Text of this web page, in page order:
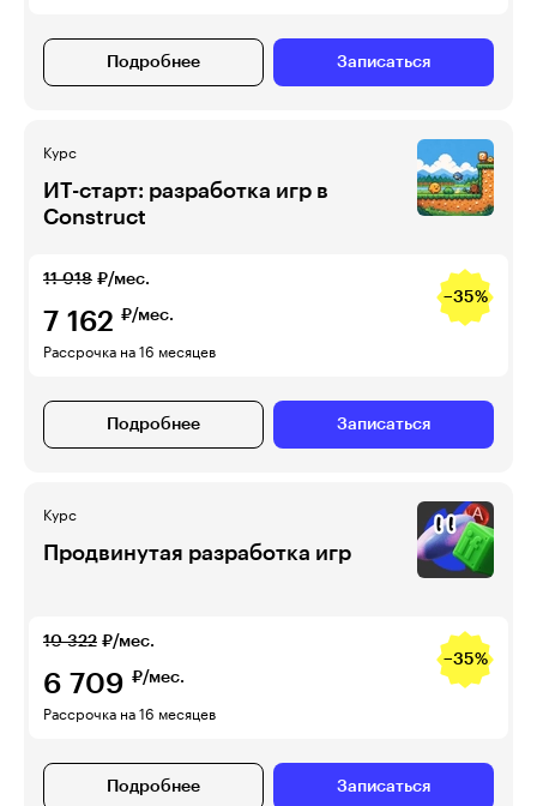
Подробнее Записаться
Курс
ИТ-старт: разработка игр в
Construct
11 018 ₽/мес.
−35%
7 162 ₽/мес.
Рассрочка на 16 месяцев
Подробнее Записаться
Курс
Продвинутая разработка игр
10 322 ₽/мес.
−35%
6 709 ₽/мес.
Рассрочка на 16 месяцев
Подробнее Записаться